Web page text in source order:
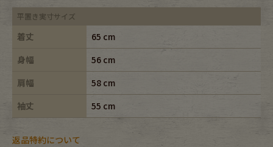
平置き実寸サイズ
着丈
65 cm
身幅
56 cm
肩幅
58 cm
袖丈
55 cm
返品特約について